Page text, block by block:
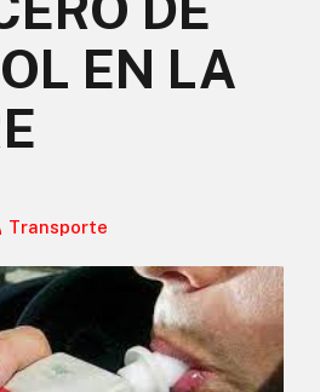
EN LA
Transporte